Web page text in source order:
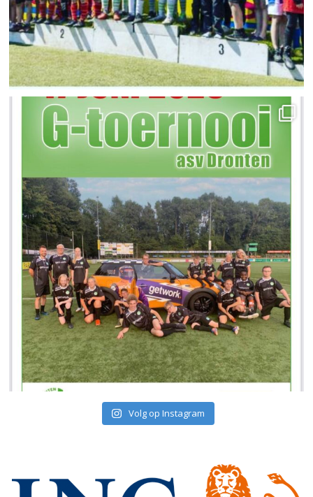
Volg op Instagram